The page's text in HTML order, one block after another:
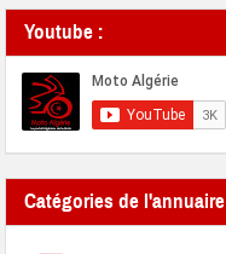
Youtube :
Catégories de l'annuaire